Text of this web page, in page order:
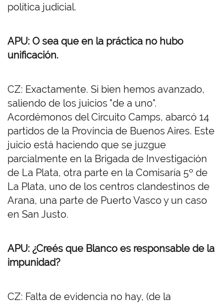
política judicial.
APU: O sea que en la práctica no hubo
unificación.
CZ: Exactamente. Si bien hemos avanzado,
saliendo de los juicios "de a uno".
Acordémonos del Circuito Camps, abarcó 14
partidos de la Provincia de Buenos Aires. Este
juicio está haciendo que se juzgue
parcialmente en la Brigada de Investigación
de La Plata, otra parte en la Comisaría 5º de
La Plata, uno de los centros clandestinos de
Arana, una parte de Puerto Vasco y un caso
en San Justo.
APU: ¿Creés que Blanco es responsable de la
impunidad?
CZ: Falta de evidencia no hay, (de la